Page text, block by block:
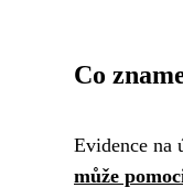
Co
Evidence na
může